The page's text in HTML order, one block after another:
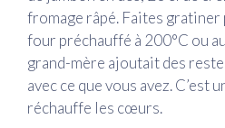
fromage râpé. Faites gratiner
four préchauffé à 200°C ou
grand-mère ajoutait des
avec ce que vous avez. C’est
réchauffe les cœurs.